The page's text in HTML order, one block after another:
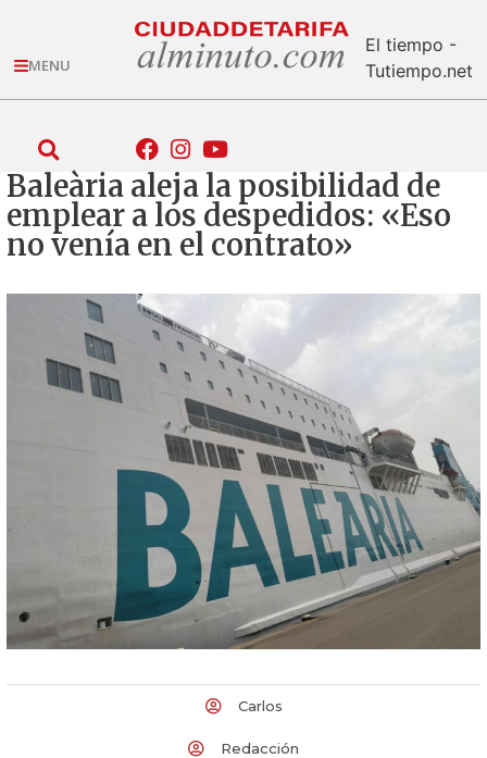
MENU
El tiempo -
Tutiempo.net
Baleària aleja la posibilidad de
emplear a los despedidos: «Eso
no venía en el contrato»
Carlos
Redacción